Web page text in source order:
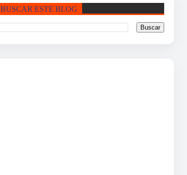
BUSCAR ESTE BLOG